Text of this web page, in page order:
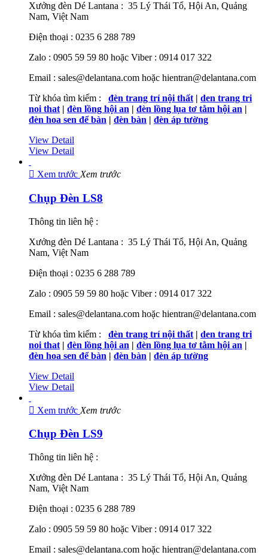
Xưởng đèn Dé Lantana : 35 Lý Thái Tổ, Hội An, Quảng
Nam, Việt Nam
Điện thoại : 0235 6 288 789
Zalo : 0905 59 59 80 hoặc Viber : 0914 017 322
Email : sales@delantana.com hoặc hientran@delantana.com
Từ khóa tìm kiếm :
đèn trang trí nội thất | den trang tri
noi that | đèn lồng hội an | đèn lồng lụa tơ tằm hội an |
đèn hoa sen để bàn | đèn bàn | đèn áp tường
View Detail
View Detail
 Xem trước Xem trước
Chụp Đèn LS8
Thông tin liên hệ :
Xưởng đèn Dé Lantana : 35 Lý Thái Tổ, Hội An, Quảng
Nam, Việt Nam
Điện thoại : 0235 6 288 789
Zalo : 0905 59 59 80 hoặc Viber : 0914 017 322
Email : sales@delantana.com hoặc hientran@delantana.com
Từ khóa tìm kiếm :
đèn trang trí nội thất | den trang tri
noi that | đèn lồng hội an | đèn lồng lụa tơ tằm hội an |
đèn hoa sen để bàn | đèn bàn | đèn áp tường
View Detail
View Detail
 Xem trước Xem trước
Chụp Đèn LS9
Thông tin liên hệ :
Xưởng đèn Dé Lantana : 35 Lý Thái Tổ, Hội An, Quảng
Nam, Việt Nam
Điện thoại : 0235 6 288 789
Zalo : 0905 59 59 80 hoặc Viber : 0914 017 322
Email : sales@delantana.com hoặc hientran@delantana.com